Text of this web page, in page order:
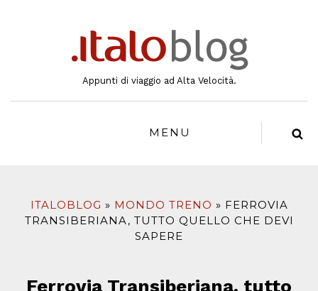
Appunti di viaggio ad Alta Velocità.
MENU
ITALOBLOG MONDO TRENO
FERROVIA
TRANSIBERIANA, TUTTO QUELLO CHE DEVI
SAPERE
Ferrovia Transiberiana, tutto